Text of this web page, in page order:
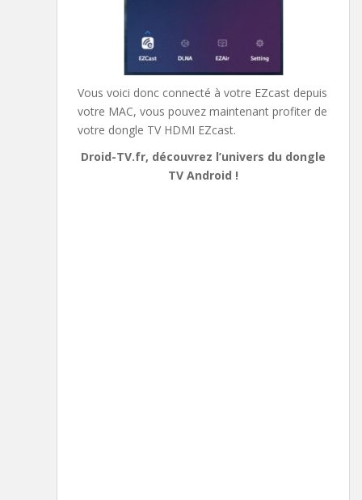
Vous voici donc connecté à votre EZcast depuis
votre MAC, vous pouvez maintenant profiter de
votre dongle TV HDMI EZcast.
Droid-TV.fr, découvrez l’univers du dongle
TV Android !